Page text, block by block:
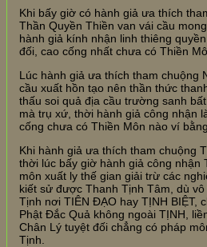
Khi bấy giờ có hành giả ưa thích
Thần Quyền Thiền van vái cầu
hành giả kính nhận linh thiêng
đối, cao cống nhất chưa có Thiền
Lúc hành giả ưa thích tham chuộng
cầu xuất hồn tạo nên thần thức
thấu soi quả địa cầu trường sanh
mà trụ xứ, thời hành giả công nhận
cống chưa có Thiền Môn nào ví bằng.
Khi hành giả ưa thích tham chuộng
thời lúc bấy giờ hành giả công nhận
môn xuất ly thế gian giải trừ các
kiết sử được Thanh Tịnh Tâm, dù
Tịnh nơi TIÊN ĐẠO hay TỊNH BIỆT,
Phật Đắc Quả không ngoài TỊNH,
Chân Lý tuyệt đối chẳng có pháp
Tịnh.